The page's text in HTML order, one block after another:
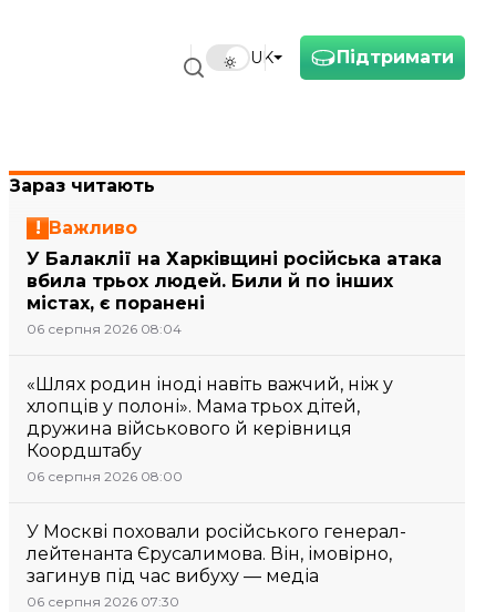
Підтримати
UK
Зараз читають
Важливо
У Балаклії на Харківщині російська атака
вбила трьох людей. Били й по інших
містах, є поранені
06 серпня 2026 08:04
«Шлях родин іноді навіть важчий, ніж у
хлопців у полоні». Мама трьох дітей,
дружина військового й керівниця
Коордштабу
06 серпня 2026 08:00
У Москві поховали російського генерал-
лейтенанта Єрусалимова. Він, імовірно,
загинув під час вибуху — медіа
06 серпня 2026 07:30